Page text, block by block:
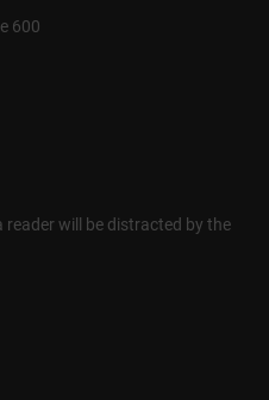
600
will be distracted by the